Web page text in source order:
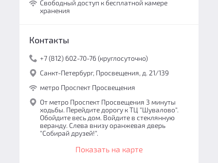
Свободный доступ к бесплатной камере
хранения
Контакты
+7 (812) 602-70-76 (круглосуточно)
Санкт-Петербург, Просвещения, д. 21/139
метро Проспект Просвещения
От метро Проспект Просвещения 3 минуты
ходьбы. Перейдите дорогу к ТЦ "Шувалово".
Обойдите весь дом. Войдите в стеклянную
веранду. Слева внизу оранжевая дверь
"Собирай друзей!".
Показать на карте